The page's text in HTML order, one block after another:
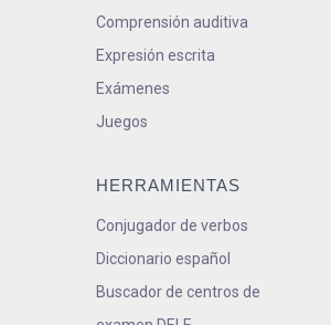
Comprensión auditiva
Expresión escrita
Exámenes
Juegos
HERRAMIENTAS
Conjugador de verbos
Diccionario español
Buscador de centros de